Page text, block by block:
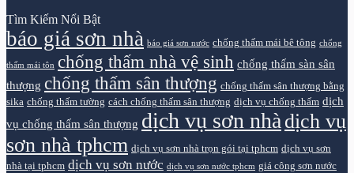
Tìm Kiếm Nổi Bật
báo giá sơn nhà báo giá sơn nước chống thấm mái bê tông chống
thấm mái tôn chống thấm nhà vệ sinh chống thấm sàn sân
thượng chống thấm sân thượng chống thấm sân thượng bằng
sika chống thấm tường cách chống thấm sân thượng dịch vụ chống thấm dịch
vụ chống thấm sân thượng dịch vụ sơn nhà dịch vụ
sơn nhà tphcm dịch vụ sơn nhà trọn gói tại tphcm dịch vụ sơn
nhà tại tphcm dịch vụ sơn nước dịch vụ sơn nước tphcm giá công sơn nước